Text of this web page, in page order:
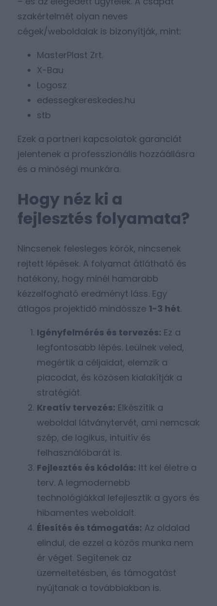
szakértelmét olyan neves
cégek/weboldalak is bizonyítják, mint:
MasterPlast Zrt.
X-Bau
Logosz
edessegkereskedes.hu
stb
Ezek a partneri kapcsolatok garanciát
jelentenek a professzionális hozzáállásra
és a minőségi munkára.
Hogy néz ki a
fejlesztés folyamata?
Nincsenek felesleges körök, nincsenek
rejtett lépések. A folyamat átlátható és
hatékony, hogy minél hamarabb
kézzelfogható eredményt láss. Egy
átlagos projektidő mindössze 1-3 hét.
Igényfelmérés és tervezés: Ez a
legfontosabb lépés. Leülnek veled,
megértik a céljaidat, elemzik a
piacodat, és közösen kialakítják a
stratégiát.
Kreatív tervezés: Elkészítik a
weboldal látványtervét, ami nemcsak
szép, de logikus, intuitív és
felhasználóbarát is.
Fejlesztés és kódolás: Itt kel életre a
terv. A legmodernebb
technológiákkal lefejlesztik a gyors és
hibamentes weboldalt.
Élesítés és támogatás: Az oldalad
elindul, de ezzel a közös munka nem
ér véget. Segítenek az
üzemeltetésben, és támogatást
nyújtanak a továbbiakban is.